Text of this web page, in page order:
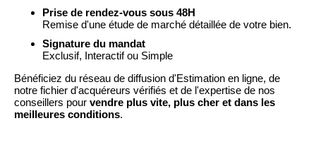
Prise de rendez-vous sous 48H
Remise d'une étude de marché détaillée de votre bien.
Signature du mandat
Exclusif, Interactif ou Simple
Bénéficiez du réseau de diffusion d'Estimation en ligne, de
notre fichier d'acquéreurs vérifiés et de l'expertise de nos
conseillers pour vendre plus vite, plus cher et dans les
meilleures conditions.